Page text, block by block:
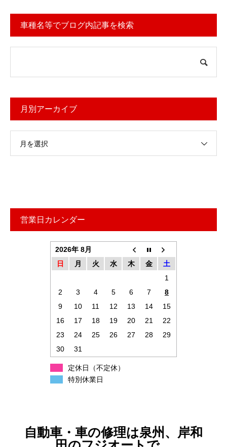
車種名等でブログ内記事を検索
月別アーカイブ
月を選択
営業日カレンダー
2026年 8月
日
月 火 水 木 金
土
1
2
3 4 5 6 7
8
9
10 11 12 13 14
15
16
17 18 19 20 21
22
23
24 25 26 27 28
29
30
31
定休日（不定休）
特別休業日
自動車・車の修理は泉州、岸和